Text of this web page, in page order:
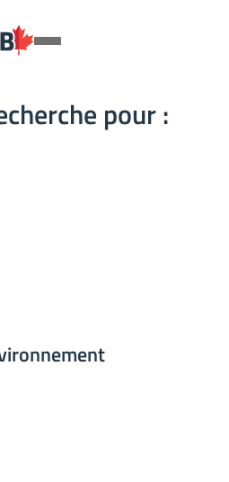
Open
pour :